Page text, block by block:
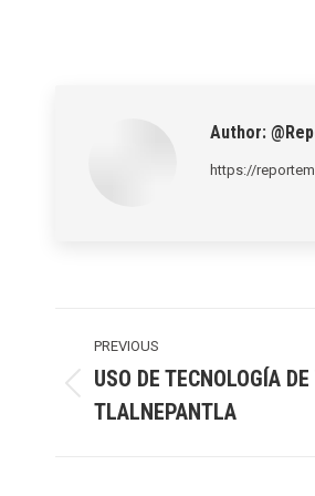
Author:
https://
navigation
PREVIOUS
post:
USO DE TECNOLOGÍA
TLALNEPANTLA